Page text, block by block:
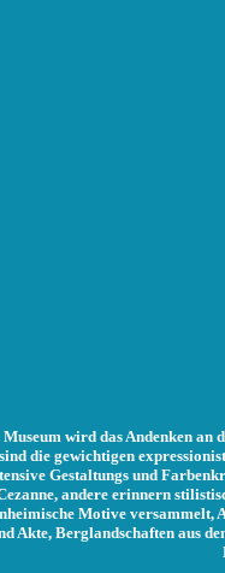
wird das Andenken an
sind die gewichtigen
Gestaltungs­ und
andere erinnern
Motive versammelt,
Akte, Berglandschaften aus